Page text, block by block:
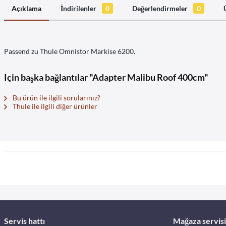
Açıklama İndirilenler 0 Değerlendirmeler 0
Passend zu Thule Omnistor Markise 6200.
Için başka bağlantılar "Adapter Malibu Roof 400cm"
Bu ürün ile ilgili sorularınız?
Thule ile ilgili diğer ürünler
Servis hattı Mağaza servisi